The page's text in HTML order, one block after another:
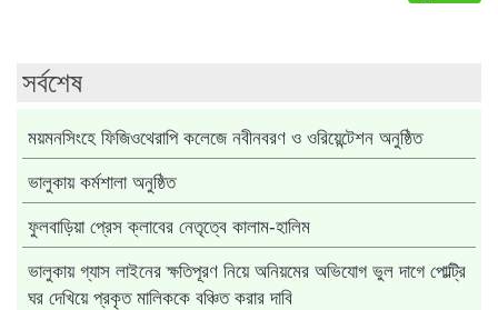
সর্বশেষ
ময়মনসিংহে ফিজিওথেরাপি কলেজে নবীনবরণ ও ওরিয়েন্টেশন অনুষ্ঠিত
ভালুকায় কর্মশালা অনুষ্ঠিত
ফুলবাড়িয়া প্রেস ক্লাবের নেতৃত্বে কালাম-হালিম
ভালুকায় গ্যাস লাইনের ক্ষতিপূরণ নিয়ে অনিয়মের অভিযোগ ভুল দাগে পোল্ট্রি
ঘর দেখিয়ে প্রকৃত মালিককে বঞ্চিত করার দাবি